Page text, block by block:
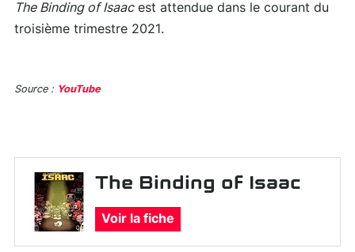
The Binding of Isaacest attendue dans le courant du
troisième trimestre 2021.
Source : YouTube
The Binding of Isaac
Voir la fiche